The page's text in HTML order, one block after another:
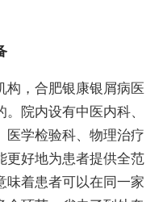
构，合肥银康银屑病医
院内设有中医内科、
医学检验科、物理治疗
更好地为患者提供全范
味着患者可以在同一家